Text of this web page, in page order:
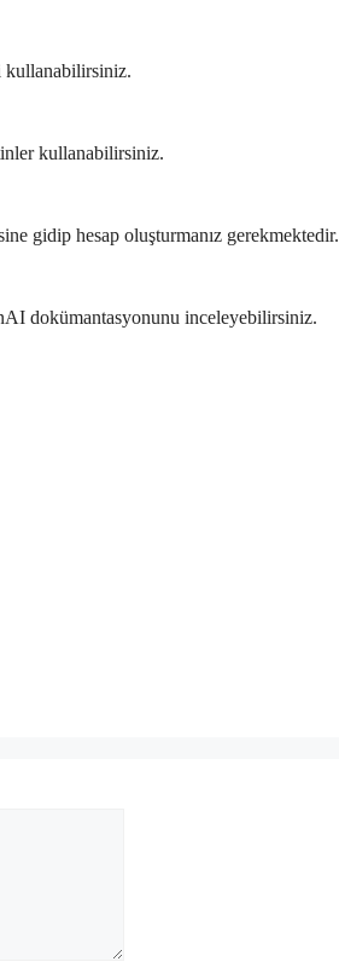
kullanabilirsiniz.
kullanabilirsiniz.
gidip hesap oluşturmanız gerekmektedir.
dokümantasyonunu inceleyebilirsiniz.